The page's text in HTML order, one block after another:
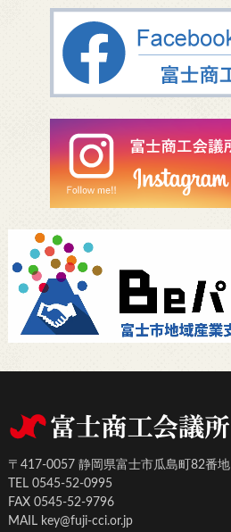
〒417-0057 静岡県富士市瓜島町82番地
TEL 0545-52-0995
FAX 0545-52-9796
MAIL key@fuji-cci.or.jp